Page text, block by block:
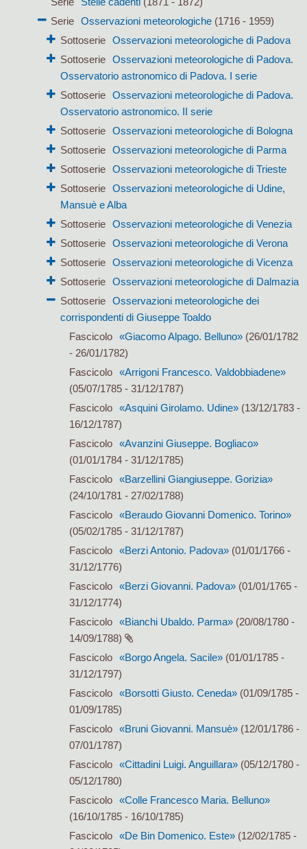
Serie
Osservazioni meteorologiche (1716 - 1959)
Sottoserie
Osservazioni meteorologiche di Padova
Sottoserie
Osservazioni meteorologiche di Padova.
Osservatorio astronomico di Padova. I serie
Sottoserie
Osservazioni meteorologiche di Padova.
Osservatorio astronomico. II serie
Sottoserie
Osservazioni meteorologiche di Bologna
Sottoserie
Osservazioni meteorologiche di Parma
Sottoserie
Osservazioni meteorologiche di Trieste
Sottoserie
Osservazioni meteorologiche di Udine,
Mansuè e Alba
Sottoserie
Osservazioni meteorologiche di Venezia
Sottoserie
Osservazioni meteorologiche di Verona
Sottoserie
Osservazioni meteorologiche di Vicenza
Sottoserie
Osservazioni meteorologiche di Dalmazia
Sottoserie
Osservazioni meteorologiche dei
corrispondenti di Giuseppe Toaldo
Fascicolo «Giacomo Alpago. Belluno»(26/01/1782
- 26/01/1782)
Fascicolo «Arrigoni Francesco. Valdobbiadene»
(05/07/1785 - 31/12/1787)
Fascicolo «Asquini Girolamo. Udine»(13/12/1783 -
16/12/1787)
Fascicolo «Avanzini Giuseppe. Bogliaco»
(01/01/1784 - 31/12/1785)
Fascicolo «Barzellini Giangiuseppe. Gorizia»
(24/10/1781 - 27/02/1788)
Fascicolo «Beraudo Giovanni Domenico. Torino»
(05/02/1785 - 31/12/1787)
Fascicolo «Berzi Antonio. Padova»(01/01/1766 -
31/12/1776)
Fascicolo «Berzi Giovanni. Padova»(01/01/1765 -
31/12/1774)
Fascicolo «Bianchi Ubaldo. Parma»(20/08/1780 -
14/09/1788)
Fascicolo «Borgo Angela. Sacile»(01/01/1785 -
31/12/1797)
Fascicolo «Borsotti Giusto. Ceneda»(01/09/1785 -
01/09/1785)
Fascicolo «Bruni Giovanni. Mansuè»(12/01/1786 -
07/01/1787)
Fascicolo «Cittadini Luigi. Anguillara»(05/12/1780 -
05/12/1780)
Fascicolo «Colle Francesco Maria. Belluno»
(16/10/1785 - 16/10/1785)
Fascicolo «De Bin Domenico. Este»(12/02/1785 -